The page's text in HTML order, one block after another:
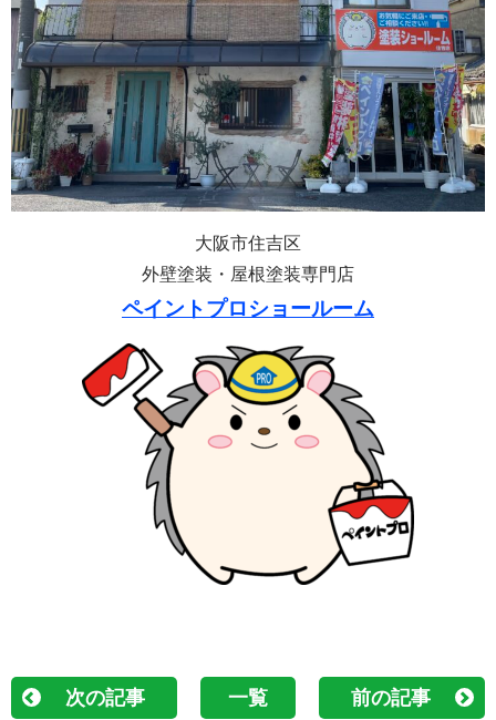
大阪市住吉区
外壁塗装・屋根塗装専門店
ペイントプロショールーム
次の記事 一覧 前の記事